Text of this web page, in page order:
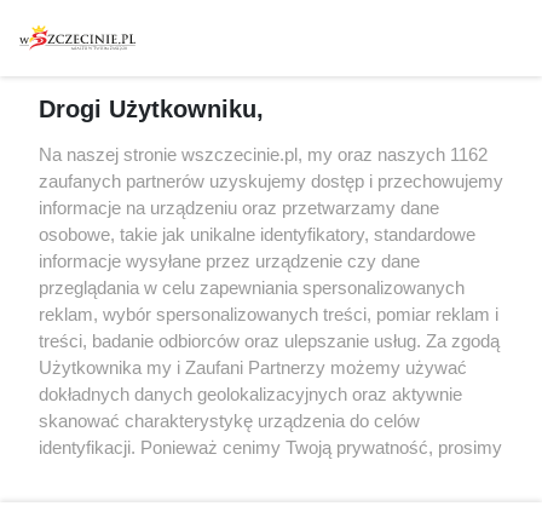
Spacery i oprowadzania
targi
Wernisaże
Więcej
Specjalny koncert z okazji
20. urodzin portalu
wSzczecinie.pl
Regulamin konkursów
śniadaniówka "Hej
Szczecin! Jest piątek!"
Partnerzy
Praca Szczecin
Drogi Użytkowniku,
Na naszej stronie wszczecinie.pl, my oraz naszych 1162
zaufanych partnerów uzyskujemy dostęp i przechowujemy
informacje na urządzeniu oraz przetwarzamy dane
osobowe, takie jak unikalne identyfikatory, standardowe
informacje wysyłane przez urządzenie czy dane
przeglądania w celu zapewniania spersonalizowanych
reklam, wybór spersonalizowanych treści, pomiar reklam i
treści, badanie odbiorców oraz ulepszanie usług. Za zgodą
Użytkownika my i Zaufani Partnerzy możemy używać
dokładnych danych geolokalizacyjnych oraz aktywnie
skanować charakterystykę urządzenia do celów
identyfikacji. Ponieważ cenimy Twoją prywatność, prosimy